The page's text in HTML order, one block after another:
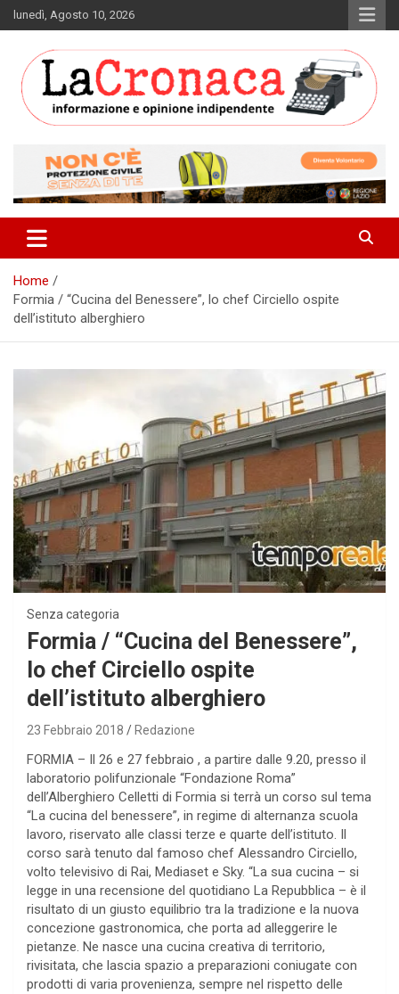
Skip
to
lunedì, Agosto 10, 2026
La Cronaca Quotidiano
Home
Formia / “Cucina del Benessere”, lo chef Circiello ospite
dell’istituto alberghiero
Senza categoria
Formia / “Cucina del Benessere”,
lo chef Circiello ospite
dell’istituto alberghiero
23 Febbraio 2018 Redazione
FORMIA – Il 26 e 27 febbraio , a partire dalle 9.20, presso il
laboratorio polifunzionale “Fondazione Roma”
dell’Alberghiero Celletti di Formia si terrà un corso sul tema
“La cucina del benessere”, in regime di alternanza scuola
lavoro, riservato alle classi terze e quarte dell’istituto. Il
corso sarà tenuto dal famoso chef Alessandro Circiello,
volto televisivo di Rai, Mediaset e Sky. “La sua cucina – si
legge in una recensione del quotidiano La Repubblica – è il
risultato di un giusto equilibrio tra la tradizione e la nuova
concezione gastronomica, che porta ad alleggerire le
pietanze. Ne nasce una cucina creativa di territorio,
rivisitata, che lascia spazio a preparazioni coniugate con
prodotti di varia provenienza, sempre nel rispetto delle